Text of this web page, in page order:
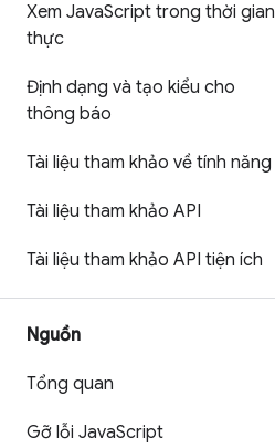
Xem JavaScript trong thời gian
thực
Định dạng và tạo kiểu cho
thông báo
Tài liệu tham khảo về tính năng
Tài liệu tham khảo API
Tài liệu tham khảo API tiện ích
Nguồn
Tổng quan
Gỡ lỗi JavaScript